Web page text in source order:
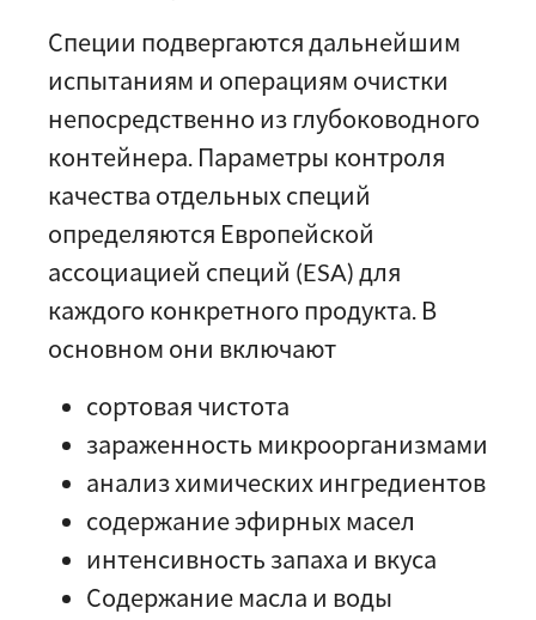
Специи подвергаются дальнейшим
испытаниям и операциям очистки
непосредственно из глубоководного
контейнера. Параметры контроля
качества отдельных специй
определяются Европейской
ассоциацией специй (ESA) для
каждого конкретного продукта. В
основном они включают
сортовая чистота
зараженность микроорганизмами
анализ химических ингредиентов
содержание эфирных масел
интенсивность запаха и вкуса
Содержание масла и воды